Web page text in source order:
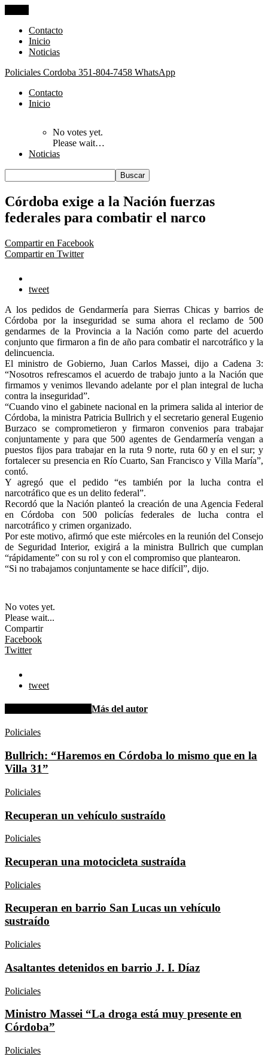
Contacto
Inicio
Noticias
Policiales Cordoba 351-804-7458 WhatsApp
Contacto
Inicio
No votes yet.
Please wait…
Noticias
Córdoba exige a la Nación fuerzas
federales para combatir el narco
Compartir en Facebook
Compartir en Twitter
tweet
A los pedidos de Gendarmería para Sierras Chicas y barrios de
Córdoba por la inseguridad se suma ahora el reclamo de 500
gendarmes de la Provincia a la Nación como parte del acuerdo
conjunto que firmaron a fin de año para combatir el narcotráfico y la
delincuencia.
El ministro de Gobierno, Juan Carlos Massei, dijo a Cadena 3:
“Nosotros refrescamos el acuerdo de trabajo junto a la Nación que
firmamos y venimos llevando adelante por el plan integral de lucha
contra la inseguridad”.
“Cuando vino el gabinete nacional en la primera salida al interior de
Córdoba, la ministra Patricia Bullrich y el secretario general Eugenio
Burzaco se comprometieron y firmaron convenios para trabajar
conjuntamente y para que 500 agentes de Gendarmería vengan a
puestos fijos para trabajar en la ruta 9 norte, ruta 60 y en el sur; y
fortalecer su presencia en Río Cuarto, San Francisco y Villa María”,
contó.
Y agregó que el pedido “es también por la lucha contra el
narcotráfico que es un delito federal”.
Recordó que la Nación planteó la creación de una Agencia Federal
en Córdoba con 500 policías federales de lucha contra el
narcotráfico y crimen organizado.
Por este motivo, afirmó que este miércoles en la reunión del Consejo
de Seguridad Interior, exigirá a la ministra Bullrich que cumplan
“rápidamente” con su rol y con el compromiso que plantearon.
“Si no trabajamos conjuntamente se hace difícil”, dijo.
No votes yet.
Please wait...
Compartir
Facebook
Twitter
tweet
Más del autor
Policiales
Bullrich: “Haremos en Córdoba lo mismo que en la
Villa 31”
Policiales
Recuperan un vehículo sustraído
Policiales
Recuperan una motocicleta sustraída
Policiales
Recuperan en barrio San Lucas un vehículo
sustraído
Policiales
Asaltantes detenidos en barrio J. I. Díaz
Policiales
Ministro Massei “La droga está muy presente en
Córdoba”
Policiales